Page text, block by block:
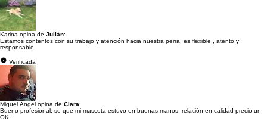
Karina opina de Julián:
Estamos contentos con su trabajo y atención hacia nuestra perra, es flexible , atento y
responsable .
Verificada
Miguel Ángel opina de Clara:
Bueno profesional, se que mi mascota estuvo en buenas manos, relación en calidad precio un
OK.